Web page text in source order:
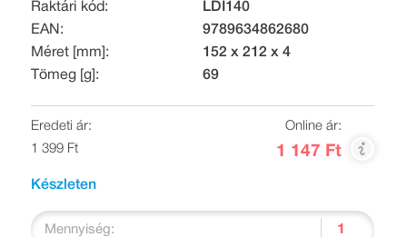
Raktári kód:
LDI140
EAN:
9789634862680
Méret [mm]:
152 x 212 x 4
Tömeg [g]:
69
Eredeti ár:
1 399 Ft
Online ár:
1 147 Ft
Készleten
Mennyiség: